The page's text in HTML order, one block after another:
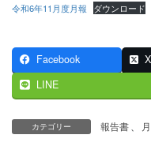
令和6年11月度月報 ダウンロード
Facebook X
LINE
カテゴリー 報告書